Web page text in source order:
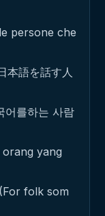
persone che
語を話す人
를하는 사람
yang
folk som